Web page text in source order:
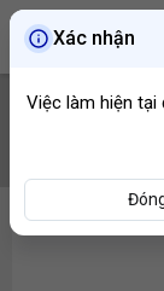
Xác nhận
Việc làm hiện